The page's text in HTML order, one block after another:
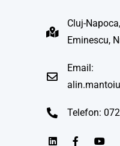
Cluj-
Eminescu,
Email:
Telefon: